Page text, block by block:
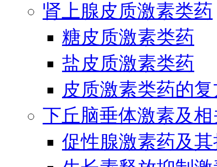
肾上腺皮质激素类药
糖皮质激素类药
盐皮质激素类药
皮质激素类药的
下丘脑垂体激素及
促性腺激素药及